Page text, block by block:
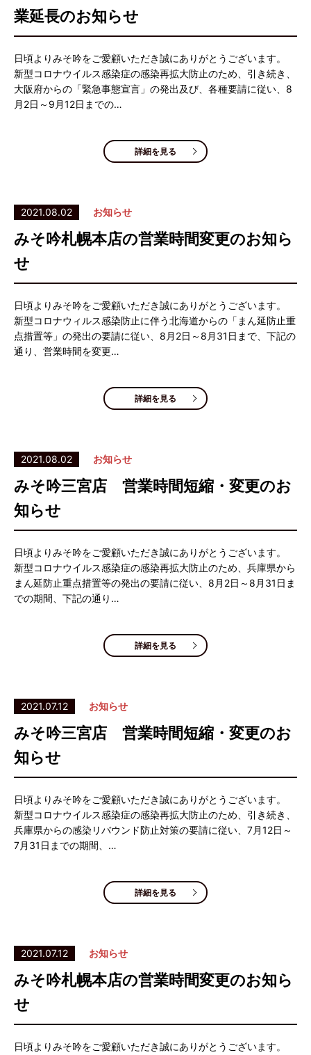
業延長のお知らせ
日頃よりみそ吟をご愛顧いただき誠にありがとうございます。
新型コロナウイルス感染症の感染再拡大防止のため、引き続き、
大阪府からの「緊急事態宣言」の発出及び、各種要請に従い、8
月2日～9月12日までの…
詳細を見る
2021.08.02 お知らせ
みそ吟札幌本店の営業時間変更のお知ら
せ
日頃よりみそ吟をご愛顧いただき誠にありがとうございます。
新型コロナウィルス感染防止に伴う北海道からの「まん延防止重
点措置等」の発出の要請に従い、8月2日～8月31日まで、下記の
通り、営業時間を変更…
詳細を見る
2021.08.02 お知らせ
みそ吟三宮店 営業時間短縮・変更のお
知らせ
日頃よりみそ吟をご愛顧いただき誠にありがとうございます。
新型コロナウイルス感染症の感染再拡大防止のため、兵庫県から
まん延防止重点措置等の発出の要請に従い、8月2日～8月31日ま
での期間、下記の通り…
詳細を見る
2021.07.12 お知らせ
みそ吟三宮店 営業時間短縮・変更のお
知らせ
日頃よりみそ吟をご愛顧いただき誠にありがとうございます。
新型コロナウイルス感染症の感染再拡大防止のため、引き続き、
兵庫県からの感染リバウンド防止対策の要請に従い、7月12日～
7月31日までの期間、…
詳細を見る
2021.07.12 お知らせ
みそ吟札幌本店の営業時間変更のお知ら
せ
日頃よりみそ吟をご愛顧いただき誠にありがとうございます。